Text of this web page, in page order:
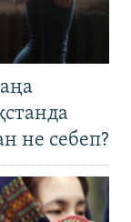
не себеп?